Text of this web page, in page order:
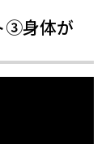
③身体が